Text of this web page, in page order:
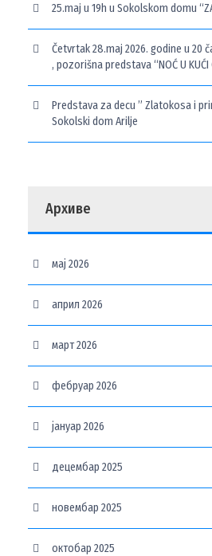
25.maj u 19h u Sokolskom domu
Četvrtak 28.maj 2026. godine u 20
, pozorišna predstava “NOĆ U KUĆI
Predstava za decu ” Zlatokosa i
Sokolski dom Arilje
Архиве
мај 2026
април 2026
март 2026
фебруар 2026
јануар 2026
децембар 2025
новембар 2025
октобар 2025